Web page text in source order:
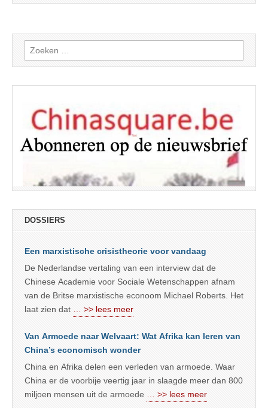
Zoeken
naar:
DOSSIERS
Een marxistische crisistheorie voor vandaag
De Nederlandse vertaling van een interview dat de
Chinese Academie voor Sociale Wetenschappen afnam
van de Britse marxistische econoom Michael Roberts. Het
laat zien dat
… >> lees meer
Van Armoede naar Welvaart: Wat Afrika kan leren van
China’s economisch wonder
China en Afrika delen een verleden van armoede. Waar
China er de voorbije veertig jaar in slaagde meer dan 800
miljoen mensen uit de armoede
… >> lees meer